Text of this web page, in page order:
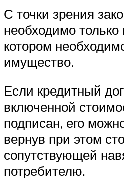
С точки зрения
необходимо только
котором
имущество.
Если кредитный
включенной
подписан, его
вернув при этом
сопутствующей
потребителю.